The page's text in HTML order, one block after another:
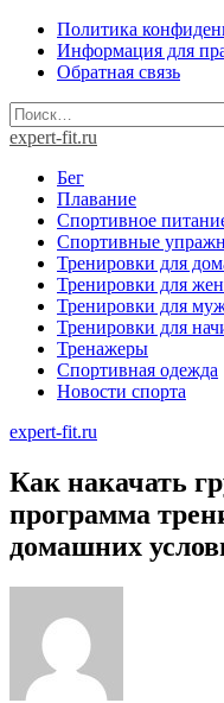
Skip
content
Политика
Информация для
Обратная связь
Найти:
expert-fit.ru
Бег
Плавание
Спортивное
Спортивные
Тренировки для
Тренировки для
Тренировки для
Тренировки для
Тренажеры
Спортивная одежда
Новости спорта
expert-fit.ru
Как накачать
программа
домашних